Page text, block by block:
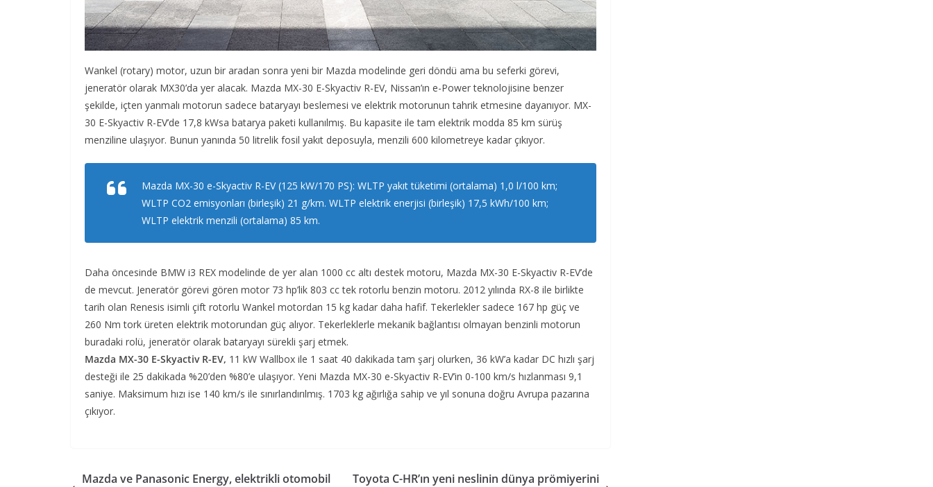
Wankel (rotary) motor, uzun bir aradan sonra yeni bir Mazda modelinde geri döndü ama bu seferki görevi,
jeneratör olarak MX30’da yer alacak. Mazda MX-30 E-Skyactiv R-EV, Nissan’ın e-Power teknolojisine benzer
şekilde, içten yanmalı motorun sadece bataryayı beslemesi ve elektrik motorunun tahrik etmesine dayanıyor. MX-
30 E-Skyactiv R-EV’de 17,8 kWsa batarya paketi kullanılmış. Bu kapasite ile tam elektrik modda 85 km sürüş
menziline ulaşıyor. Bunun yanında 50 litrelik fosil yakıt deposuyla, menzili 600 kilometreye kadar çıkıyor.
Mazda MX-30 e-Skyactiv R-EV (125 kW/170 PS): WLTP yakıt tüketimi (ortalama) 1,0 l/100 km;
WLTP CO2 emisyonları (birleşik) 21 g/km. WLTP elektrik enerjisi (birleşik) 17,5 kWh/100 km;
WLTP elektrik menzili (ortalama) 85 km.
Daha öncesinde BMW i3 REX modelinde de yer alan 1000 cc altı destek motoru, Mazda MX-30 E-Skyactiv R-EV’de
de mevcut. Jeneratör görevi gören motor 73 hp’lik 803 cc tek rotorlu benzin motoru. 2012 yılında RX-8 ile birlikte
tarih olan Renesis isimli çift rotorlu Wankel motordan 15 kg kadar daha hafif. Tekerlekler sadece 167 hp güç ve
260 Nm tork üreten elektrik motorundan güç alıyor. Tekerleklerle mekanik bağlantısı olmayan benzinli motorun
buradaki rolü, jeneratör olarak bataryayı sürekli şarj etmek.
Mazda MX-30 E-Skyactiv R-EV, 11 kW Wallbox ile 1 saat 40 dakikada tam şarj olurken, 36 kW’a kadar DC hızlı şarj
desteği ile 25 dakikada %20’den %80’e ulaşıyor. Yeni Mazda MX-30 e-Skyactiv R-EV’in 0-100 km/s hızlanması 9,1
saniye. Maksimum hızı ise 140 km/s ile sınırlandırılmış. 1703 kg ağırlığa sahip ve yıl sonuna doğru Avrupa pazarına
çıkıyor.
Mazda ve Panasonic Energy, elektrikli otomobil Toyota C-HR’ın yeni neslinin dünya prömiyerini